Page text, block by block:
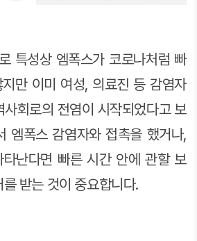
특성상 엠폭스가 코로나처럼 빠
만 이미 여성, 의료진 등 감염자
회로의 전염이 시작되었다고 보
엠폭스 감염자와 접촉을 했거나,
난다면 빠른 시간 안에 관할 보
받는 것이 중요합니다.